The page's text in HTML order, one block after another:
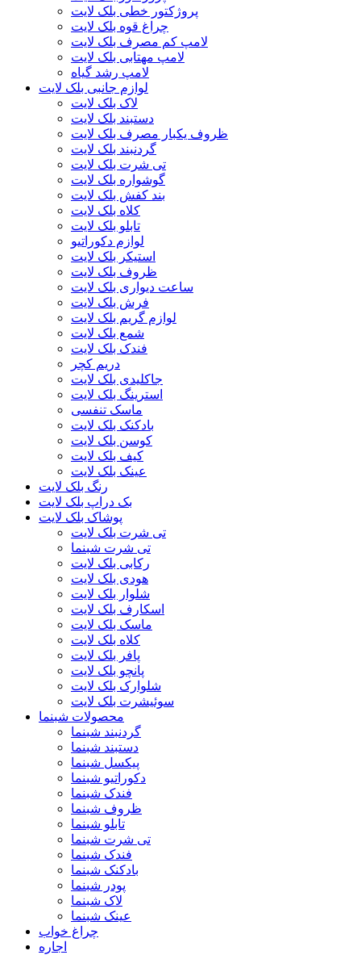
پروژکتور خطی بلک لایت
چراغ قوه بلک لایت
لامپ کم مصرف بلک لایت
لامپ مهتابی بلک لایت
لامپ رشد گیاه
لوازم جانبی بلک لایت
لاک بلک لایت
دستبند بلک لایت
ظروف یکبار مصرف بلک لایت
گردنبند بلک لایت
تی شرت بلک لایت
گوشواره بلک لایت
بند کفش بلک لایت
کلاه بلک لایت
تابلو بلک لایت
لوازم دکوراتیو
استیکر بلک لایت
ظروف بلک لایت
ساعت دیواری بلک لایت
فرش بلک لایت
لوازم گریم بلک لایت
شمع بلک لایت
فندک بلک لایت
دریم کچر
جاکلیدی بلک لایت
استرینگ بلک لایت
ماسک تنفسی
بادکنک بلک لایت
کوسن بلک لایت
کیف بلک لایت
عینک بلک لایت
رنگ بلک لایت
بک دراپ بلک لایت
پوشاک بلک لایت
تی شرت بلک لایت
تی شرت شبنما
رکابی بلک لایت
هودی بلک لایت
شلوار بلک لایت
اسکارف بلک لایت
ماسک بلک لایت
کلاه بلک لایت
پافر بلک لایت
پانچو بلک لایت
شلوارک بلک لایت
سوئیشرت بلک لایت
محصولات شبنما
گردنبند شبنما
دستبند شبنما
پیکسل شبنما
دکوراتیو شبنما
فندک شبنما
ظروف شبنما
تابلو شبنما
تی شرت شبنما
فندک شبنما
بادکنک شبنما
پودر شبنما
لاک شبنما
عینک شبنما
چراغ خواب
اجاره